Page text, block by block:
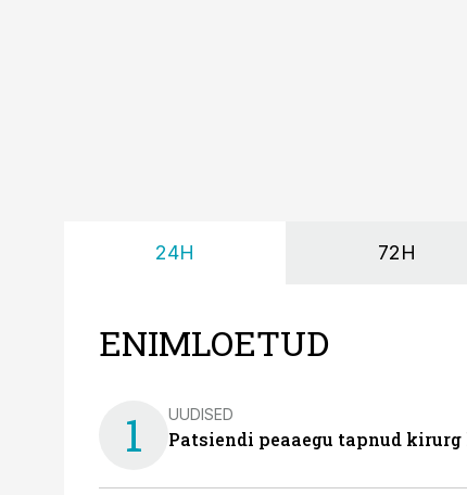
24H 72H
ENIMLOETUD
1 UUDISED
Patsiendi peaaegu tapnud